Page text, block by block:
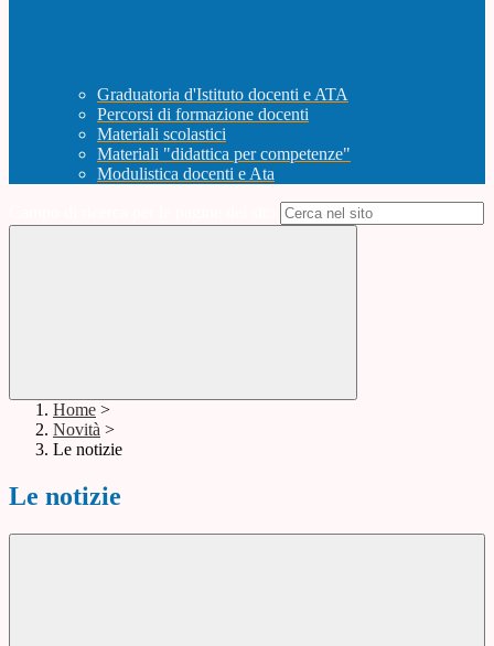
Graduatoria d'Istituto docenti e ATA
Percorsi di formazione docenti
Materiali scolastici
Materiali "didattica per competenze"
Modulistica docenti e Ata
Home >
Novità >
Le notizie
Le notizie